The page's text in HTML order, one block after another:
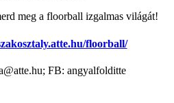
meg a floorball izgalmas világát!
floorball/
FB: angyalfolditte